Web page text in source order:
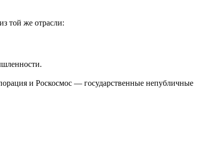
той же отрасли:
и Роскосмос — государственные непубличные